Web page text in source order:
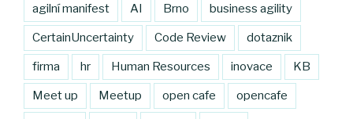
agilní manifest AI Brno business agility
CertainUncertainty Code Review dotaznik
firma hr Human Resources inovace KB
Meet up Meetup open cafe opencafe